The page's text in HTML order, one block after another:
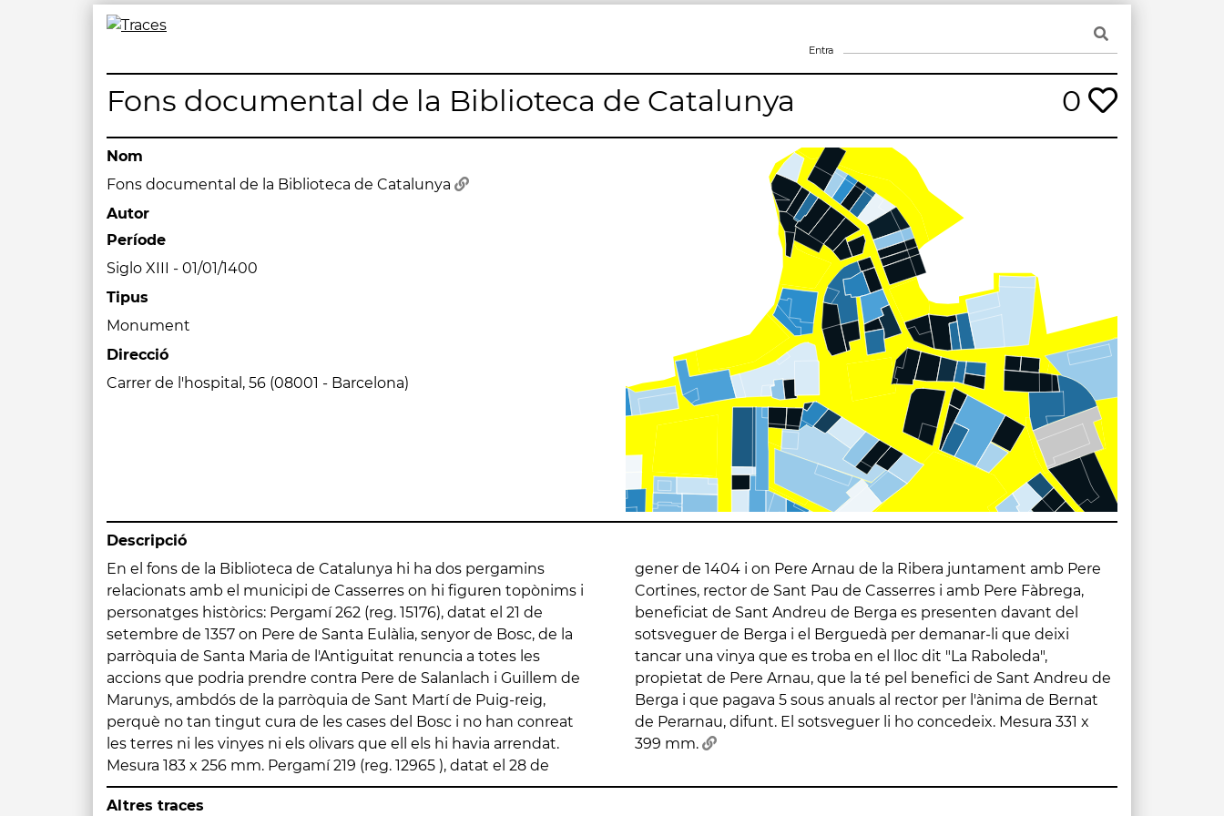
Skip
Entra
Fons documental de la Biblioteca de Catalunya 0
Nom
Fons documental de la Biblioteca de Catalunya
Autor
Període
Siglo XIII - 01/01/1400
Tipus
Monument
Direcció
Carrer de l'hospital, 56 (08001 - Barcelona)
Descripció
En el fons de la Biblioteca de Catalunya hi ha dos pergamins
relacionats amb el municipi de Casserres on hi figuren topònims i
personatges històrics: Pergamí 262 (reg. 15176), datat el 21 de
setembre de 1357 on Pere de Santa Eulàlia, senyor de Bosc, de la
parròquia de Santa Maria de l'Antiguitat renuncia a totes les
accions que podria prendre contra Pere de Salanlach i Guillem de
Marunys, ambdós de la parròquia de Sant Martí de Puig-reig,
perquè no tan tingut cura de les cases del Bosc i no han conreat
les terres ni les vinyes ni els olivars que ell els hi havia arrendat.
Mesura 183 x 256 mm. Pergamí 219 (reg. 12965 ), datat el 28 de
gener de 1404 i on Pere Arnau de la Ribera juntament amb Pere
Cortines, rector de Sant Pau de Casserres i amb Pere Fàbrega,
beneficiat de Sant Andreu de Berga es presenten davant del
sotsveguer de Berga i el Berguedà per demanar-li que deixi
tancar una vinya que es troba en el lloc dit "La Raboleda",
propietat de Pere Arnau, que la té pel benefici de Sant Andreu de
Berga i que pagava 5 sous anuals al rector per l'ànima de Bernat
de Perarnau, difunt. El sotsveguer li ho concedeix. Mesura 331 x
399 mm.
Altres traces